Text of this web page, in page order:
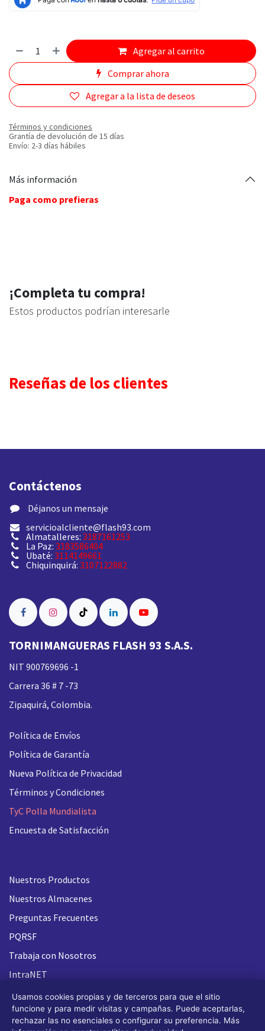
Agregar al carrito
Comprar ahora
Agregar a la lista de deseos
Términos y condiciones
Grantía de devolución de 15 días
Envío: 2-3 días hábiles
Más información
Paga como prefieras
¡Completa tu compra!
Estos productos podrían interesarle
Reseñas de los clientes
Contáctenos
​ Déjanos un mensaje
servicioalcliente@flash93.com
Almatalleres: 3187161253
La Paz: 3183586404
Ubaté: 3114149661
Chiquinquirá: 3107122882
TORNIMANGUERAS FLASH 93 S.A.S.
NIT 900769696 -1
Carrera 36 # 7 -73
Zipaquirá, Colombia.
Política de Envíos
Política de Garantía
Nueva Política de Privacidad
Términos y Condiciones
TyC Polla Mundialista
Encuesta de Satisfacción
Nuestros Productos
Nuestros Almacenes
Preguntas Frecuentes
PQRSF
Trabaja con Nosotros
IntraNET
Usamos cookies propias y de terceros para que el sitio
funcione y para medir visitas y campañas. Puede aceptarlas,
rechazar las no esenciales o configurar su preferencia. Más